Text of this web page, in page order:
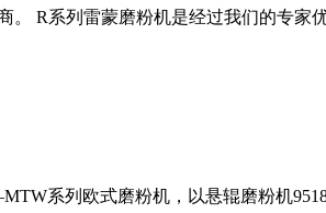
R系列雷蒙磨粉机是经过我们的专家
系列欧式磨粉机，以悬辊磨粉机